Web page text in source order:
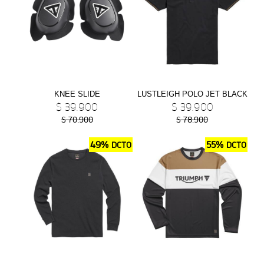
NEW TIGER SPORT 800 TOURING
Precio desde $13.690.000
TIGER 900 GT
Precio desde $15.390.000
TIGER 900 GT PRO
Precio desde $16.390.000
TIGER 900 ALPINE EDITION
KNEE SLIDE
$ 39.900
$ 70.900
LUSTLEIGH POLO JET BLACK
$ 39.900
$ 78.900
49% DCTO 55% DCTO